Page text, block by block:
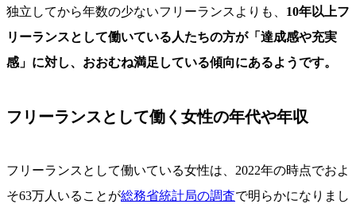
独立してから年数の少ないフリーランスよりも、 10年以上フ
リーランスとして働いている人たちの方が「達成感や充実
感」に対し、おおむね満足している傾向にあるようです。
フリーランスとして働く女性の年代や年収
フリーランスとして働いている女性は、2022年の時点でおよ
そ63万人いることが総務省統計局の調査で明らかになりまし